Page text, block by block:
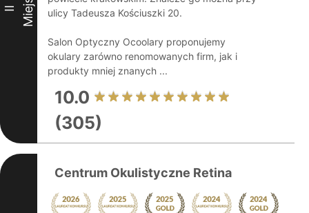
II
ulicy Tadeusza Kościuszki 20.
Salon Optyczny Ocoolary proponujemy
okulary zarówno renomowanych firm, jak i
produkty mniej znanych ...
10.0
(305)
Centrum Okulistyczne Retina